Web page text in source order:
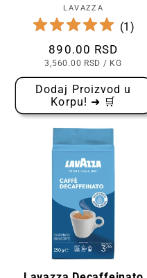
Prodavac:
LAVAZZA
(1)
Cena
890.00 RSD
CENA
KOMADU
3,560.00 RSD / PO
KG
Dodaj Proizvod u
Korpu! ➜ 🛒